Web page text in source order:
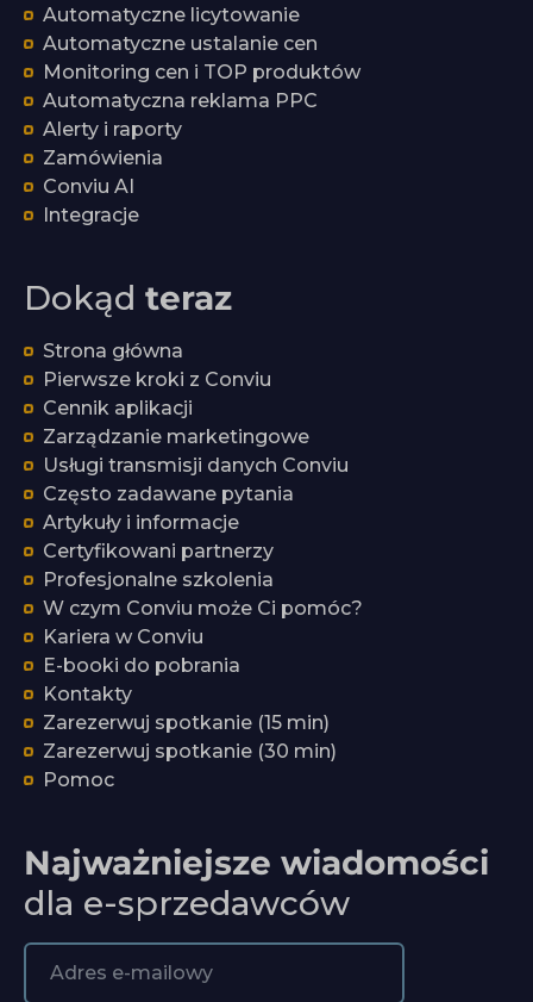
Automatyczne licytowanie
Automatyczne ustalanie cen
Monitoring cen i TOP produktów
Automatyczna reklama PPC
Alerty i raporty
Zamówienia
Conviu AI
Integracje
Dokąd teraz
Strona główna
Pierwsze kroki z Conviu
Cennik aplikacji
Zarządzanie marketingowe
Usługi transmisji danych Conviu
Często zadawane pytania
Artykuły i informacje
Certyfikowani partnerzy
Profesjonalne szkolenia
W czym Conviu może Ci pomóc?
Kariera w Conviu
E-booki do pobrania
Kontakty
Zarezerwuj spotkanie (15 min)
Zarezerwuj spotkanie (30 min)
Pomoc
Najważniejsze wiadomości
dla e-sprzedawców